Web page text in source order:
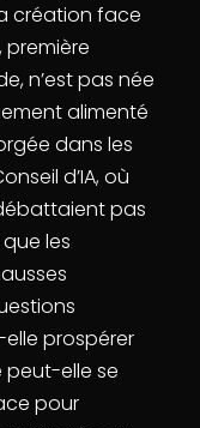
création face
première
n’est pas née
alimenté
dans les
d’IA, où
pas
les
prospérer
peut-elle se
pour